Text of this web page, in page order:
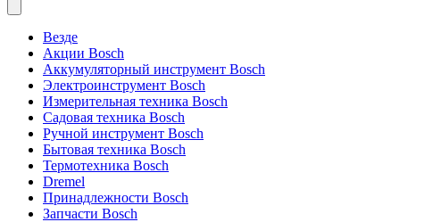
Везде
Акции Bosch
Аккумуляторный инструмент Bosch
Электроинструмент Bosch
Измерительная техника Bosch
Садовая техника Bosch
Ручной инструмент Bosch
Бытовая техника Bosch
Термотехника Bosch
Dremel
Принадлежности Bosch
Запчасти Bosch